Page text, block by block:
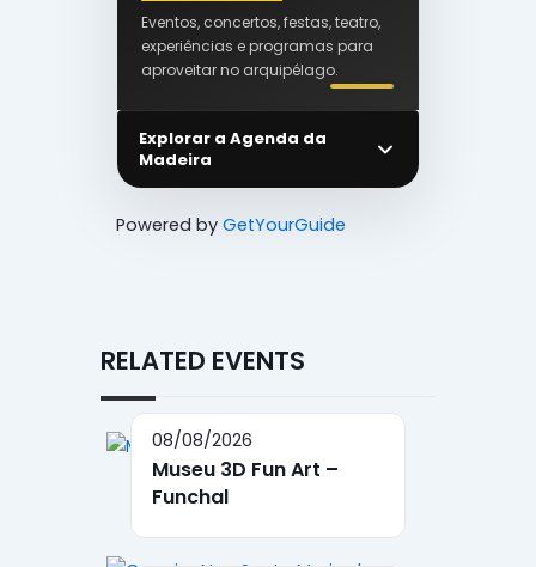
Eventos, concertos, festas, teatro,
experiências e programas para
aproveitar no arquipélago.
Explorar a Agenda da
Madeira
Powered by GetYourGuide
RELATED EVENTS
08/08/2026
Museu 3D Fun Art –
Funchal